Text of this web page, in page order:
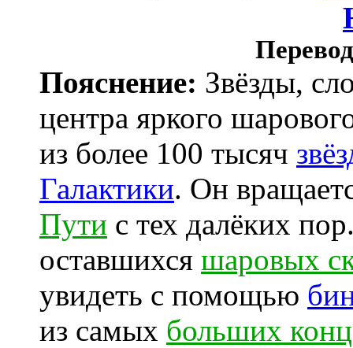
Пояснение: Звёзды,
центра яркого
из более 100 тысяч
Галактики. Он
Пути с тех далёких
оставшихся шаровых
увидеть с помощью
из самых больших